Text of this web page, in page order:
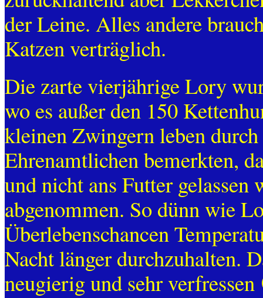
der Leine. Alles andere
Katzen verträglich.
Die zarte vierjährige Lory
wo es außer den 150
kleinen Zwingern leben
Ehrenamtlichen bemerkten,
und nicht ans Futter gelassen
abgenommen. So dünn wie
Überlebenschancen
Nacht länger durchzuhalten.
neugierig und sehr